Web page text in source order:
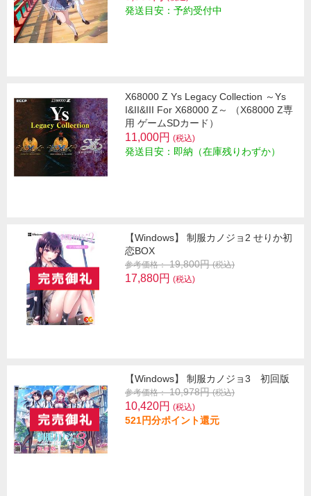
発送目安：予約受付中
X68000 Z Ys Legacy Collection ～Ys
I&II&III For X68000 Z～ （X68000 Z専
用 ゲームSDカード）
11,000円 (税込)
発送目安：即納（在庫残りわずか）
【Windows】 制服カノジョ2 せりか初
恋BOX
参考価格： 19,800円(税込)
17,880円 (税込)
【Windows】 制服カノジョ3 初回版
参考価格： 10,978円(税込)
10,420円 (税込)
521円分ポイント還元